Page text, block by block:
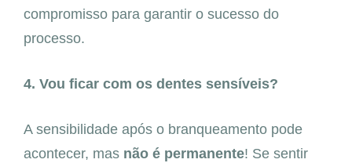
compromisso para garantir o sucesso do
processo.
4. Vou ficar com os dentes sensíveis?
A sensibilidade após o branqueamento pode
acontecer, mas não é permanente! Se sentir